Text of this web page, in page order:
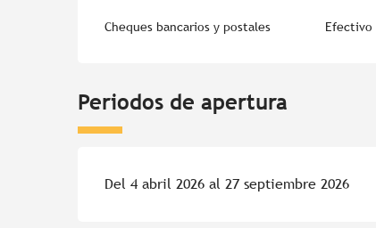
Cheques bancarios y postales Efectivo
Periodos de apertura
Del 4 abril 2026 al 27 septiembre 2026